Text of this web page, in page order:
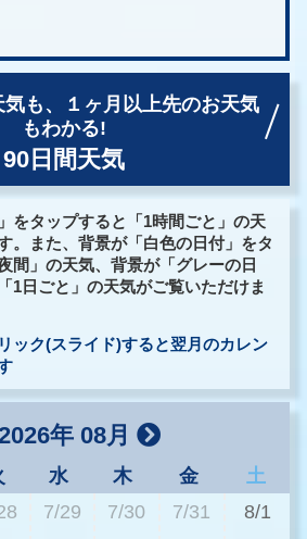
も、
１ヶ月以上先のお天気
もわかる!
90日間天気
をタップすると「1時間ごと」の天
。また、背景が「白色の日付」をタ
間」の天気、背景が「グレーの日
1日ごと」の天気がご覧いただけま
ック(スライド)すると翌月のカレン
年 08月
水 木 金
土
7/29 7/30 7/31 8/1